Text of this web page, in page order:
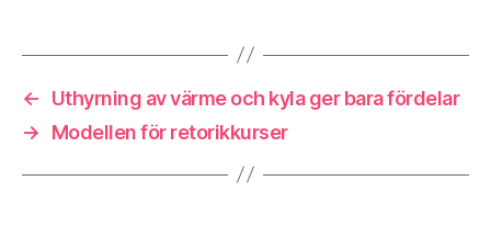
←
Uthyrning av värme och kyla ger bara fördelar
→
Modellen för retorikkurser